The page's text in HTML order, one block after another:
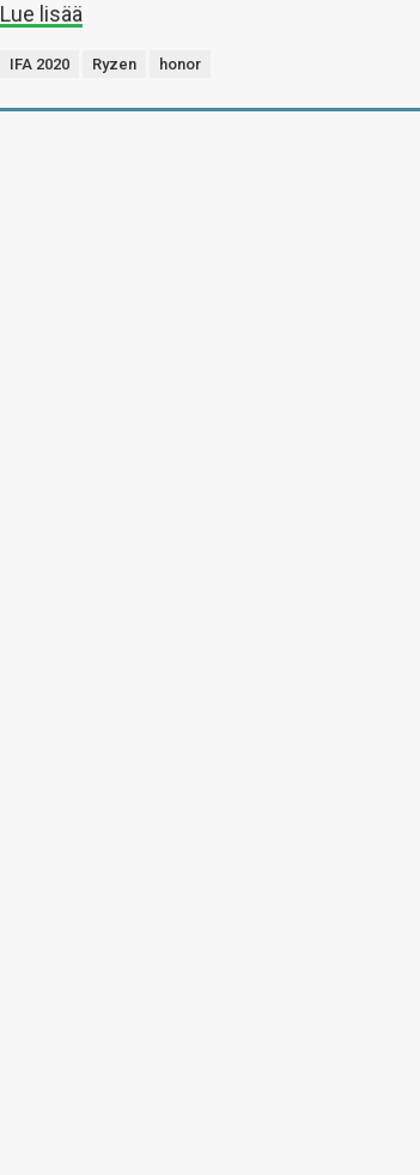
Lue lisää
IFA 2020 Ryzen honor